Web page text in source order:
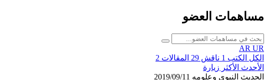
مساهمات العضو
AR UR
الكل الكتب 1 ناقش 29 المقالات 2
الأحدث الأكثر زيارة
الحديث النبوي وعلومه 2019/09/11